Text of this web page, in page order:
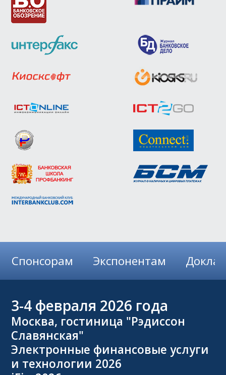
Спонсорам Экспонентам
3-4 февраля 2026 года
Москва, гостиница "Рэдиссон
Славянская"
Электронные финансовые услуги
и технологии 2026